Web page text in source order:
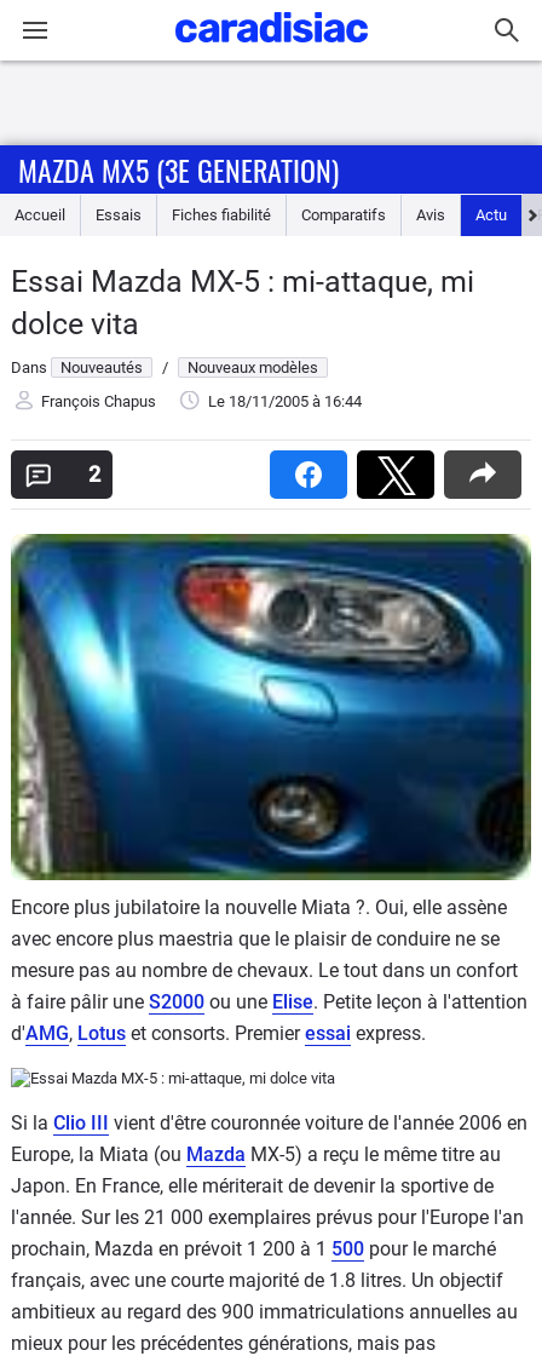
Accueil
Essais
Guide
d'achat
Electriques
Utilitaires
Flottes
Auto
Services
Forum
Moto
Marques
MAZDA MX5 (3E GENERATION)
Accueil Essais Fiches fiabilité Comparatifs Avis Actu
Essai Mazda MX-5 : mi-attaque, mi
dolce vita
Dans Nouveautés /
Nouveaux modèles
François Chapus
Le 18/11/2005 à 16:44
2
Encore plus jubilatoire la nouvelle Miata ?. Oui, elle assène
avec encore plus maestria que le plaisir de conduire ne se
mesure pas au nombre de chevaux. Le tout dans un confort
à faire pâlir une S2000 ou une Elise. Petite leçon à l'attention
d'AMG, Lotus et consorts. Premieressai express.
Si la Clio III vient d'être couronnée voiture de l'année 2006 en
Europe, la Miata (ou Mazda MX-5) a reçu le même titre au
Japon. En France, elle mériterait de devenir la sportive de
l'année. Sur les 21 000 exemplaires prévus pour l'Europe l'an
prochain, Mazda en prévoit 1 200 à 1 500 pour le marché
français, avec une courte majorité de 1.8 litres. Un objectif
ambitieux au regard des 900 immatriculations annuelles au
mieux pour les précédentes générations, mais pas